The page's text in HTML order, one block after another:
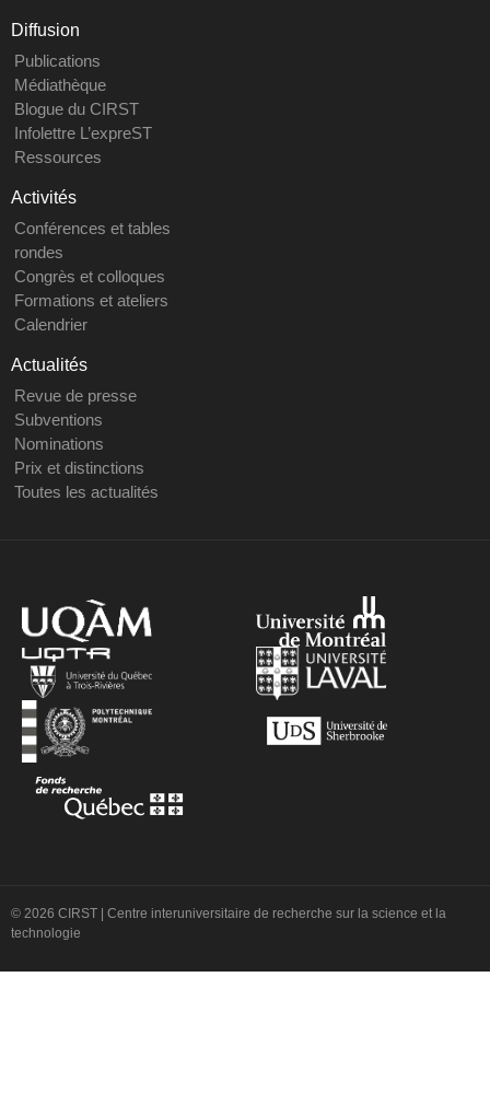
Diffusion
Publications
Médiathèque
Blogue du CIRST
Infolettre L’expreST
Ressources
Activités
Conférences et tables
rondes
Congrès et colloques
Formations et ateliers
Calendrier
Actualités
Revue de presse
Subventions
Nominations
Prix et distinctions
Toutes les actualités
© 2026 CIRST | Centre interuniversitaire de recherche sur la science et la
technologie